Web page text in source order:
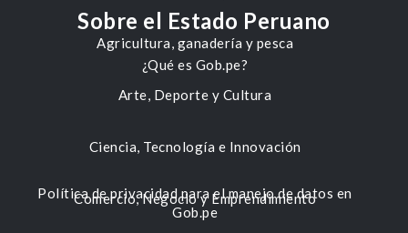
Agricultura, ganadería y pesca
Arte, Deporte y Cultura
Ciencia, Tecnología e Innovación
Comercio, Negocio y Emprendimiento
Sobre el Estado Peruano
¿Qué es Gob.pe?
Política de privacidad para el manejo de datos en
Gob.pe